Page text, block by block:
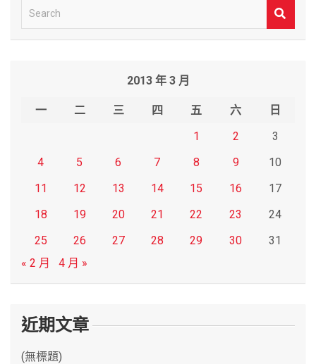
e
2013 年 3 月
一 二 三 四 五 六
日
1
2
3
4
5 6 7 8 9
10
11
12 13 14 15 16
17
18
19 20 21 22 23
24
25
26 27 28 29 30
31
« 2 月
4 月 »
近期文章
(無標題)